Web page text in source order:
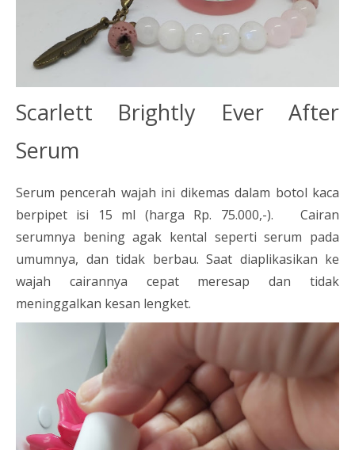
Scarlett Brightly Ever After
Serum
Serum pencerah wajah ini dikemas dalam botol kaca
berpipet isi 15 ml (harga Rp. 75.000,-). Cairan
serumnya bening agak kental seperti serum pada
umumnya, dan tidak berbau. Saat diaplikasikan ke
wajah cairannya cepat meresap dan tidak
meninggalkan kesan lengket.